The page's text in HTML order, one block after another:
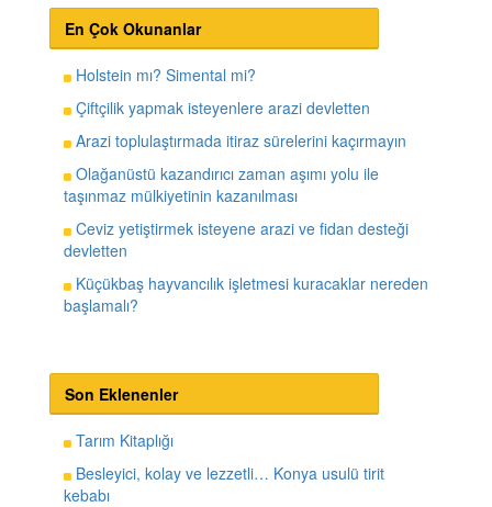
En Çok Okunanlar
Holstein mı? Simental mi?
Çiftçilik yapmak isteyenlere arazi devletten
Arazi toplulaştırmada itiraz sürelerini kaçırmayın
Olağanüstü kazandırıcı zaman aşımı yolu ile
taşınmaz mülkiyetinin kazanılması
Ceviz yetiştirmek isteyene arazi ve fidan desteği
devletten
Küçükbaş hayvancılık işletmesi kuracaklar nereden
başlamalı?
Son Eklenenler
Tarım Kitaplığı
Besleyici, kolay ve lezzetli… Konya usulü tirit
kebabı